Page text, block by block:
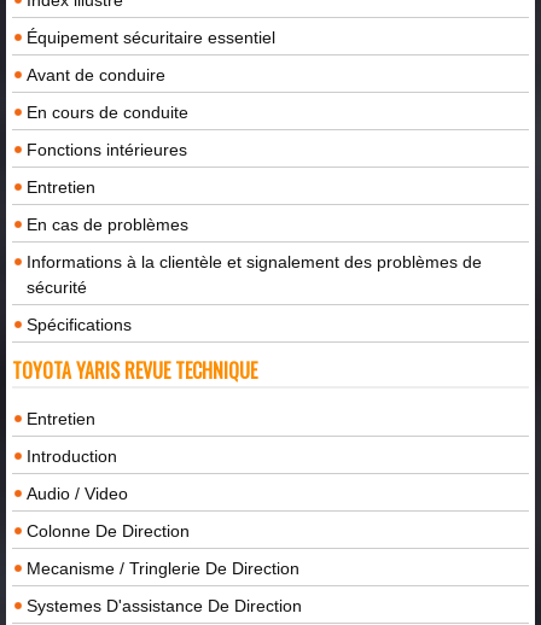
Équipement sécuritaire essentiel
Avant de conduire
En cours de conduite
Fonctions intérieures
Entretien
En cas de problèmes
Informations à la clientèle et signalement des problèmes de
sécurité
Spécifications
TOYOTA YARIS REVUE TECHNIQUE
Entretien
Introduction
Audio / Video
Colonne De Direction
Mecanisme / Tringlerie De Direction
Systemes D'assistance De Direction